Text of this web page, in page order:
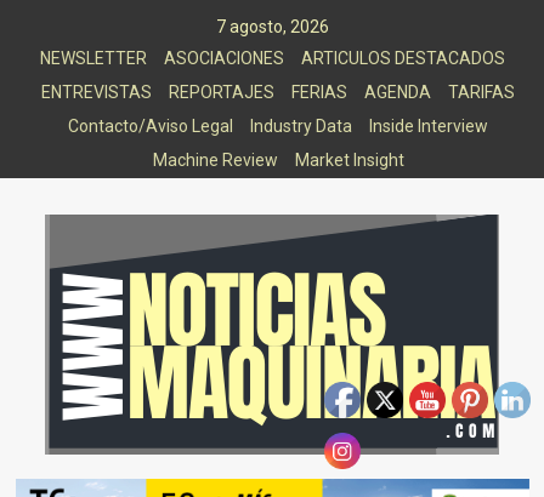
7 agosto, 2026
NEWSLETTER
ASOCIACIONES
ARTICULOS DESTACADOS
ENTREVISTAS
REPORTAJES FERIAS AGENDA
TARIFAS
Contacto/Aviso Legal
Industry Data
Inside Interview
Machine Review
Market Insight